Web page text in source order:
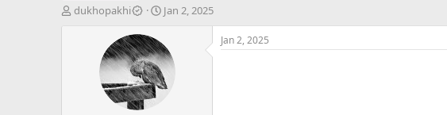
T
dukhopakhi
S
r
t
d
Jan 2, 2025
Jan 2, 2025